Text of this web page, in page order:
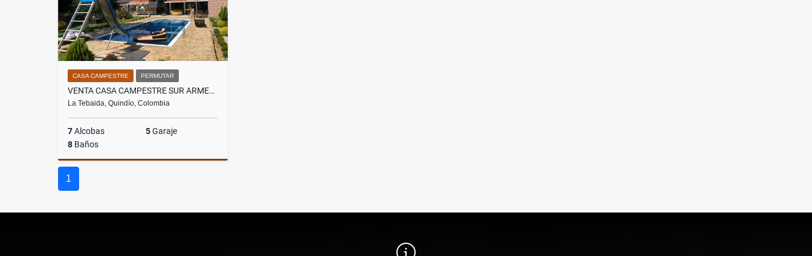
CASA CAMPESTRE PERMUTAR
VENTA CASA CAMPESTRE SUR ARMENIA QUINDÍO - COLOMBIA COD: 9423054
La Tebaida, Quindío, Colombia
7Alcobas 5Garaje
8 Baños
1